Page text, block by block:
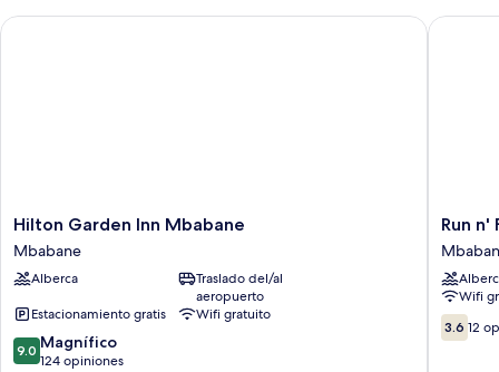
Hilton
Garden
Inn
Mbabane
Hilton Garden Inn Mbabane
Mbabane
Alberca
Traslado del/al
aeropuerto
Estacionamiento gratis
Wifi gratuito
9.0
de
9.0 Magnífico
124 opiniones
Hilton Garden Inn Mbabane
Run
n'
Fire
Garden
Court
Run n'
Wifi
3.6
de
3.6 12
Run n'